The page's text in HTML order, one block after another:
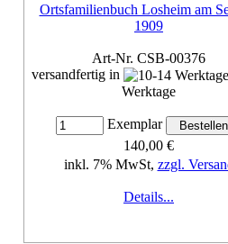
Ortsfamilienbuch Losheim am
1909
Art-Nr. CSB-00376
versandfertig in
Werktage
Exemplar
140,00 €
inkl. 7% MwSt, zzgl.
Details...